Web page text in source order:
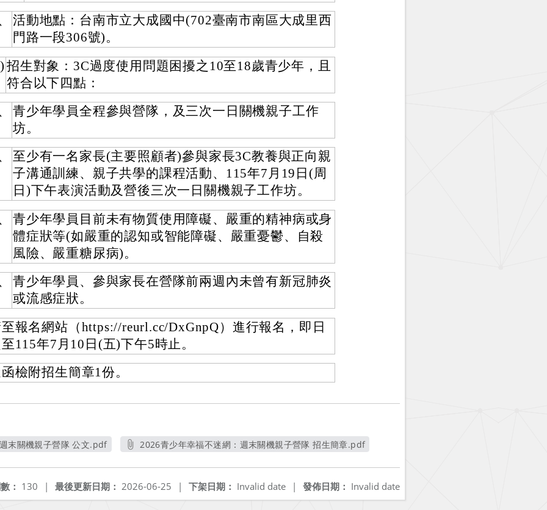
活動地點：台南市立大成國中(702臺南市南區大成里西
門路一段306號)。
招生對象：3C過度使用問題困擾之10至18歲青少年，且
符合以下四點：
青少年學員全程參與營隊，及三次一日關機親子工作
坊。
至少有一名家長(主要照顧者)參與家長3C教養與正向親
子溝通訓練、親子共學的課程活動、115年7月19日(周
日)下午表演活動及營後三次一日關機親子工作坊。
青少年學員目前未有物質使用障礙、嚴重的精神病或身
體症狀等(如嚴重的認知或智能障礙、嚴重憂鬱、自殺
風險、嚴重糖尿病)。
青少年學員、參與家長在營隊前兩週內未曾有新冠肺炎
或流感症狀。
報名網站（https://reurl.cc/DxGnpQ）進行報名，即日
115年7月10日(五)下午5時止。
檢附招生簡章1份。
末關機親子營隊 公文.pdf
2026青少年幸福不迷網：週末關機親子營隊 招生簡章.pdf
發佈日期： Invalid date
下架日期： Invalid date |
最後更新日期： 2026-06-25 |
： 130 |